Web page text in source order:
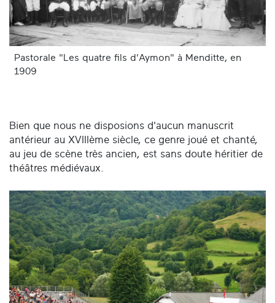
Pastorale "Les quatre fils d'Aymon" à Menditte, en
1909
Bien que nous ne disposions d'aucun manuscrit
antérieur au XVIIIème siècle, ce genre joué et chanté,
au jeu de scène très ancien, est sans doute héritier de
théâtres médiévaux.